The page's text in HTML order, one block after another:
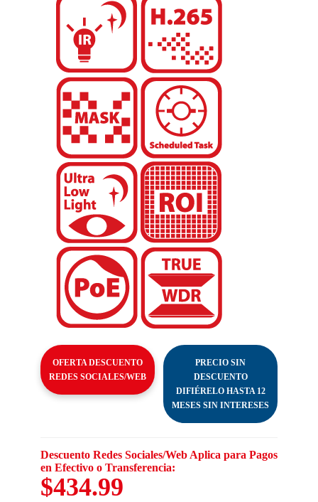
OFERTA DESCUENTO
REDES SOCIALES/WEB
PRECIO SIN
DESCUENTO
DIFIÉRELO HASTA 12
MESES SIN INTERESES
Descuento Redes Sociales/Web Aplica para Pagos
en Efectivo o Transferencia:
$434.99